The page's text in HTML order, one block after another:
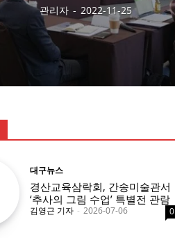
관리자 - 2022-11-25
대구뉴스
경산교육삼락회, 간송미술관서
‘추사의 그림 수업’ 특별전 관람
김영근 기자 - 2026-07-06 0